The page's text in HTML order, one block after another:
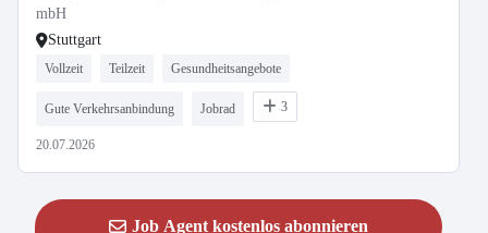
mbH
Stuttgart
Vollzeit Teilzeit Gesundheitsangebote
Gute Verkehrsanbindung Jobrad 3
20.07.2026
Job Agent kostenlos abonnieren